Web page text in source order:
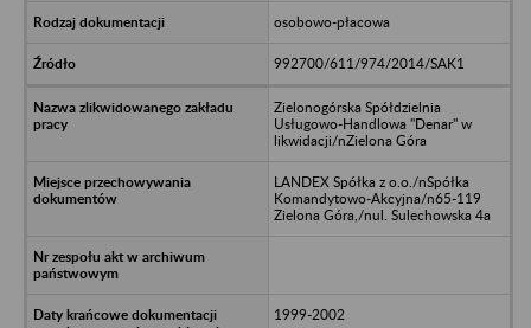
osobowo-płacowa
992700/611/974/2014/SAK1
Zielonogórska Spółdzielnia
Usługowo-Handlowa "Denar" w
likwidacji/nZielona Góra
LANDEX Spółka z o.o./nSpółka
Komandytowo-Akcyjna/n65-119
Zielona Góra,/nul. Sulechowska 4a
1999-2002